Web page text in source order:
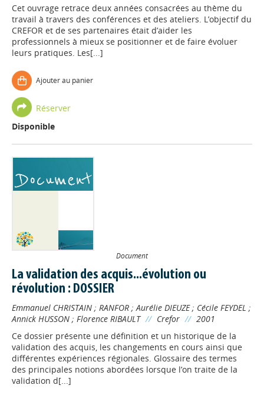
Cet ouvrage retrace deux années consacrées au thème du
travail à travers des conférences et des ateliers. L’objectif du
CREFOR et de ses partenaires était d’aider les
professionnels à mieux se positionner et de faire évoluer
leurs pratiques. Les[...]
Ajouter au panier
Réserver
Disponible
Document
La validation des acquis...évolution ou
révolution : DOSSIER
Emmanuel CHRISTAIN ; RANFOR ;Aurélie DIEUZE; Cécile FEYDEL ;
Annick HUSSON ; Florence RIBAULT // Crefor // 2001
Ce dossier présente une définition et un historique de la
validation des acquis, les changements en cours ainsi que
différentes expériences régionales. Glossaire des termes
des principales notions abordées lorsque l’on traite de la
validation d[...]Appels à projets